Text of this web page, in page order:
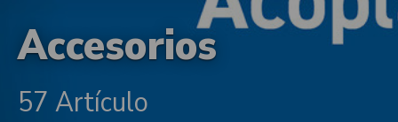
Accesorios
57 Artículo